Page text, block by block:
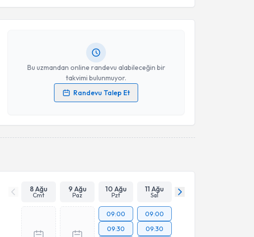
Bu uzmandan online randevu alabileceğin bir
takvimi bulunmuyor.
Randevu Talep Et
Kişisel verilerimin işlenmesine ilişkinAydınlatma Metni
8 Ağu
Cmt
9 Ağu
Paz
10 Ağu
Pzt
11 Ağu
Sal
09:00
09:30
09:00
09:30